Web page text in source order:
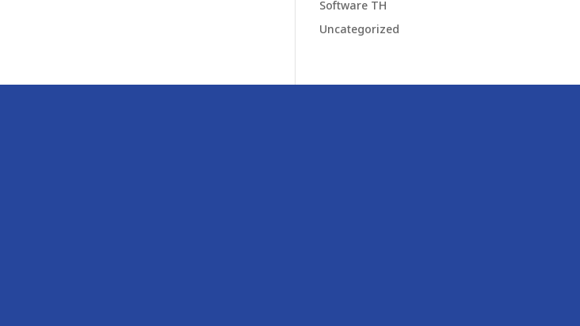
Software TH
Uncategorized